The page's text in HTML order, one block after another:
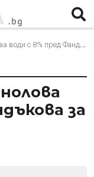
за кмет? Класически фалшификат
за